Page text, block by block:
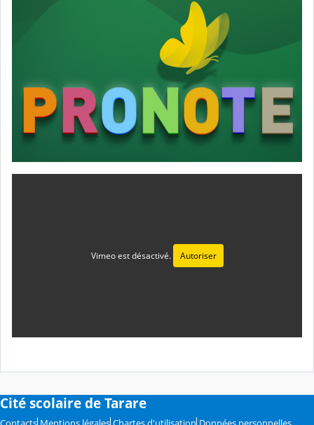
Vimeo est désactivé. Autoriser
Cité scolaire de Tarare